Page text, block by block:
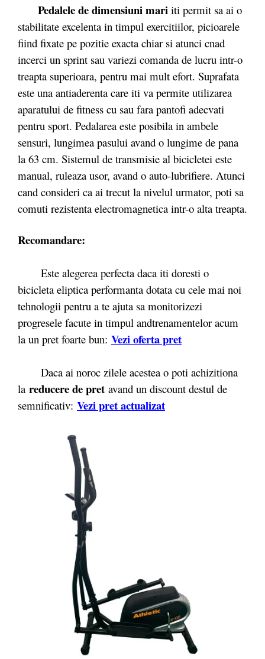
Pedalele de dimensiuni mari iti permit sa ai o
stabilitate excelenta in timpul exercitiilor, picioarele
fiind fixate pe pozitie exacta chiar si atunci cnad
incerci un sprint sau variezi comanda de lucru intr-o
treapta superioara, pentru mai mult efort. Suprafata
este una antiaderenta care iti va permite utilizarea
aparatului de fitness cu sau fara pantofi adecvati
pentru sport. Pedalarea este posibila in ambele
sensuri, lungimea pasului avand o lungime de pana
la 63 cm. Sistemul de transmisie al bicicletei este
manual, ruleaza usor, avand o auto-lubrifiere. Atunci
cand consideri ca ai trecut la nivelul urmator, poti sa
comuti rezistenta electromagnetica intr-o alta treapta.
Recomandare:
Este alegerea perfecta daca iti doresti o
bicicleta eliptica performanta dotata cu cele mai noi
tehnologii pentru a te ajuta sa monitorizezi
progresele facute in timpul andtrenamentelor acum
la un pret foarte bun: Vezi oferta pret
Daca ai noroc zilele acestea o poti achizitiona
la reducere de pret avand un discount destul de
semnificativ: Vezi pret actualizat